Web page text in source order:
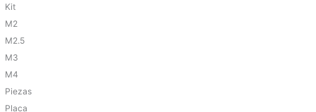
Kit
M2
M2.5
M3
M4
Piezas
Placa